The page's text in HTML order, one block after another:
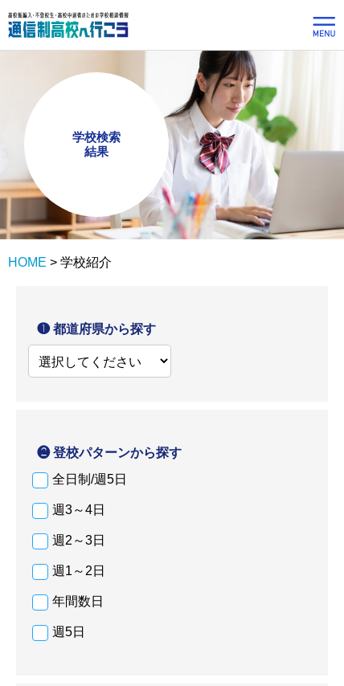
学校検索
結果
HOME > 学校紹介
❶ 都道府県から探す
❷ 登校パターンから探す
全日制/週5日
週3～4日
週2～3日
週1～2日
年間数日
週5日